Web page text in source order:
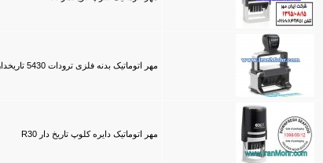
مهر اتوماتیک بدنه فلزی ترودات 5430 تاریخدار
مهر اتوماتیک دایره کلوپ تاریخ دار R30